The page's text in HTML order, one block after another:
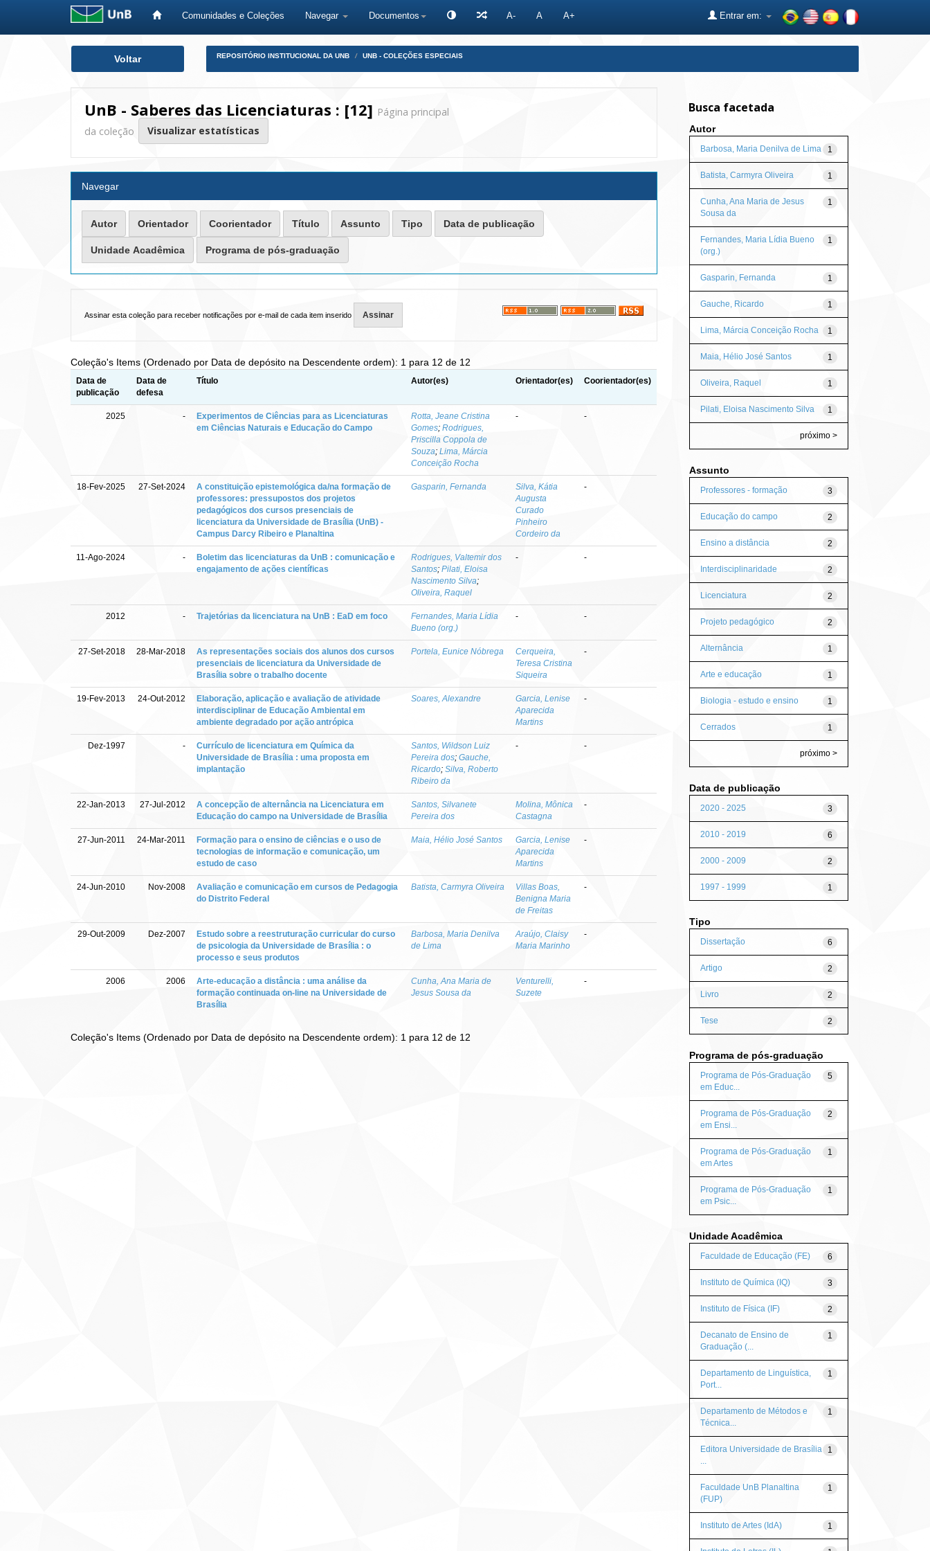
Comunidades e Coleções Navegar Documentos A- A A+ Entrar em:
Voltar REPOSITÓRIO INSTITUCIONAL DA UNB UNB - COLEÇÕES ESPECIAIS
UnB - Saberes das Licenciaturas : [12] Página principal
da coleção
Visualizar estatísticas
Navegar
Assinar esta coleção para receber notificações por e-mail de cada item inserido
Coleção's Items (Ordenado por Data de depósito na Descendente ordem): 1 para 12 de 12
Data de
publicação
Data de
defesa
Título Autor(es) Orientador(es) Coorientador(es)
2025 -
Experimentos de Ciências para as Licenciaturas
em Ciências Naturais e Educação do Campo
Rotta, Jeane Cristina
Gomes;Rodrigues,
Priscilla Coppola de
Souza;Lima, Márcia
Conceição Rocha
- -
18-Fev-2025 27-Set-2024
A constituição epistemológica da/na formação de
professores: pressupostos dos projetos
pedagógicos dos cursos presenciais de
licenciatura da Universidade de Brasília (UnB) -
Campus Darcy Ribeiro e Planaltina
Gasparin, Fernanda
Silva, Kátia
Augusta
Curado
Pinheiro
Cordeiro da
-
11-Ago-2024 -
Boletim das licenciaturas da UnB : comunicação e
engajamento de ações científicas
Rodrigues, Valtemir dos
Santos;Pilati, Eloisa
Nascimento Silva;
Oliveira, Raquel
- -
2012 - Trajetórias da licenciatura na UnB : EaD em foco
Fernandes, Maria Lídia
Bueno (org.)
- -
27-Set-2018 28-Mar-2018
As representações sociais dos alunos dos cursos
presenciais de licenciatura da Universidade de
Brasília sobre o trabalho docente
Portela, Eunice Nóbrega
Cerqueira,
Teresa Cristina
Siqueira
-
19-Fev-2013 24-Out-2012
Elaboração, aplicação e avaliação de atividade
interdisciplinar de Educação Ambiental em
ambiente degradado por ação antrópica
Soares, Alexandre
Garcia, Lenise
Aparecida
Martins
-
Dez-1997 -
Currículo de licenciatura em Química da
Universidade de Brasília : uma proposta em
implantação
Santos, Wildson Luiz
Pereira dos;Gauche,
Ricardo;Silva, Roberto
Ribeiro da
- -
22-Jan-2013 27-Jul-2012
A concepção de alternância na Licenciatura em
Educação do campo na Universidade de Brasília
Santos, Silvanete
Pereira dos
Molina, Mônica
Castagna
-
27-Jun-2011 24-Mar-2011
Formação para o ensino de ciências e o uso de
tecnologias de informação e comunicação, um
estudo de caso
Maia, Hélio José Santos
Garcia, Lenise
Aparecida
Martins
-
24-Jun-2010 Nov-2008
Avaliação e comunicação em cursos de Pedagogia
do Distrito Federal
Batista, Carmyra Oliveira
Villas Boas,
Benigna Maria
de Freitas
-
29-Out-2009 Dez-2007
Estudo sobre a reestruturação curricular do curso
de psicologia da Universidade de Brasília : o
processo e seus produtos
Barbosa, Maria Denilva
de Lima
Araújo, Claisy
Maria Marinho
-
2006 2006
Arte-educação a distância : uma análise da
formação continuada on-line na Universidade de
Brasília
Cunha, Ana Maria de
Jesus Sousa da
Venturelli,
Suzete
-
Coleção's Items (Ordenado por Data de depósito na Descendente ordem): 1 para 12 de 12
Busca facetada
Autor
1
Barbosa, Maria Denilva de Lima
1
Batista, Carmyra Oliveira
1
Cunha, Ana Maria de Jesus
Sousa da
1
Fernandes, Maria Lídia Bueno
(org.)
1
Gasparin, Fernanda
1
Gauche, Ricardo
1
Lima, Márcia Conceição Rocha
1
Maia, Hélio José Santos
1
Oliveira, Raquel
1
Pilati, Eloisa Nascimento Silva
próximo >
Assunto
3
Professores - formação
2
Educação do campo
2
Ensino a distância
2
Interdisciplinaridade
2
Licenciatura
2
Projeto pedagógico
1
Alternância
1
Arte e educação
1
Biologia - estudo e ensino
1
Cerrados
próximo >
Data de publicação
3
2020 - 2025
6
2010 - 2019
2
2000 - 2009
1
1997 - 1999
Tipo
6
Dissertação
2
Artigo
2
Livro
2
Tese
Programa de pós-graduação
5
Programa de Pós-Graduação
em Educ...
2
Programa de Pós-Graduação
em Ensi...
1
Programa de Pós-Graduação
em Artes
1
Programa de Pós-Graduação
em Psic...
Unidade Acadêmica
6
Faculdade de Educação (FE)
3
Instituto de Química (IQ)
2
Instituto de Física (IF)
1
Decanato de Ensino de
Graduação (...
1
Departamento de Linguística,
Port...
1
Departamento de Métodos e
Técnica...
1
Editora Universidade de Brasília
1
Faculdade UnB Planaltina
(FUP)
1
Instituto de Artes (IdA)